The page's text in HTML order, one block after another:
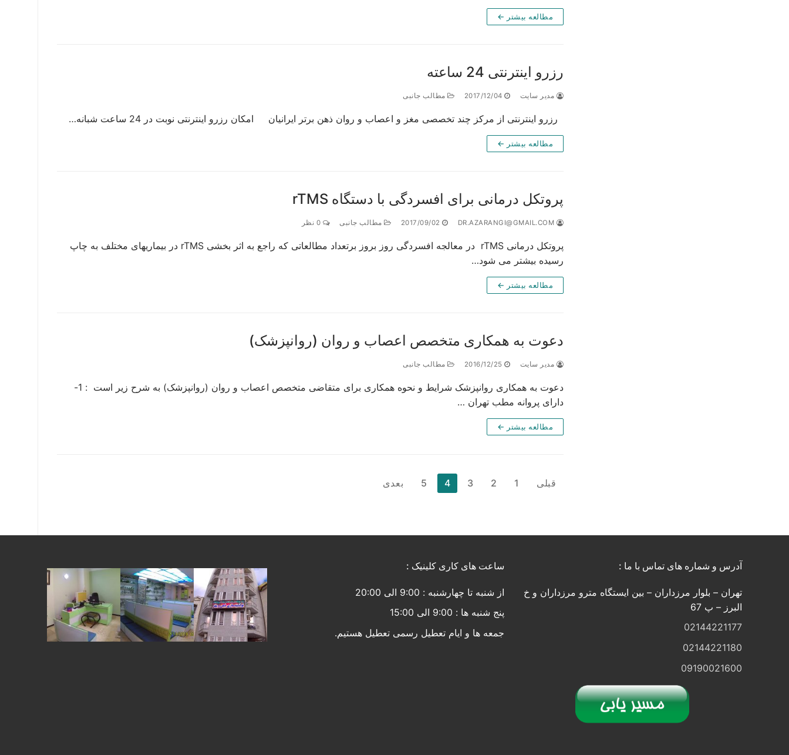
مطالعه بیشتر ←
رزرو اینترنتی 24 ساعته
مدیر سایت 2017/12/04 مطالب جانبی
رزرو اینترنتی از مرکز چند تخصصی مغز و اعصاب و روان ذهن برتر ایرانیان امکان رزرو اینترنتی نوبت در 24 ساعت شبانه…
مطالعه بیشتر ←
پروتکل درمانی برای افسردگی با دستگاه rTMS
2017/09/02 مطالب جانبی
پروتکل درمانی rTMS در معالجه افسردگی روز بروز برتعداد مطالعاتی که راجع به اثر بخشی rTMS در بیماریهای مختلف به چاپ
رسیده بیشتر می شود…
مطالعه بیشتر ←
دعوت به همکاری متخصص اعصاب و روان (روانپزشک)
مدیر سایت 2016/12/25 مطالب جانبی
دعوت به همکاری روانپزشک شرایط و نحوه همکاری برای متقاضی متخصص اعصاب و روان (روانپزشک) به شرح زیر است : 1-
دارای پروانه مطب تهران …
مطالعه بیشتر ←
صفحه‌بندی
قبلی 1
2
3
4
5 بعدی
آدرس و شماره های تماس با ما :
تهران – بلوار مرزداران – بین ایستگاه مترو مرزداران و خ
البرز – پ 67
02144221177
02144221180
09190021600
ساعت های کاری کلینیک :
از شنبه تا چهارشنبه : 9:00 الی 20:00
پنج شنبه ها : 9:00 الی 15:00
جمعه ها و ایام تعطیل رسمی تعطیل هستیم.